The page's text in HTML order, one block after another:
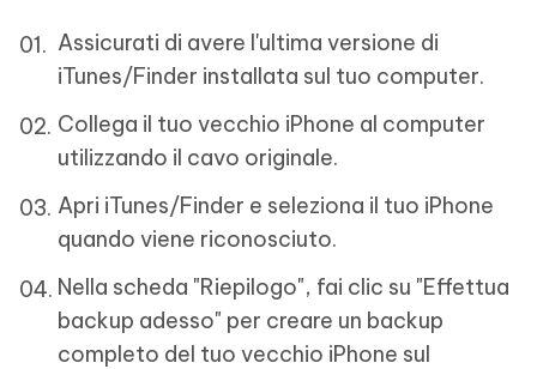
Assicurati di avere l'ultima versione di
iTunes/Finder installata sul tuo computer.
Collega il tuo vecchio iPhone al computer
utilizzando il cavo originale.
Apri iTunes/Finder e seleziona il tuo iPhone
quando viene riconosciuto.
Nella scheda "Riepilogo", fai clic su "Effettua
backup adesso" per creare un backup
completo del tuo vecchio iPhone sul